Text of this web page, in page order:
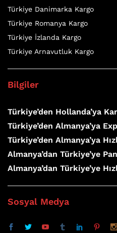
Türkiye Danimarka Kargo
Türkiye Romanya Kargo
Türkiye İzlanda Kargo
Türkiye Arnavutluk Kargo
Bilgiler
Türkiye’den Hollanda’ya
Türkiye’den Almanya’ya
Türkiye’den Almanya’ya
Almanya’dan Türkiye’ye
Almanya’dan Türkiye’ye
Sosyal Medya